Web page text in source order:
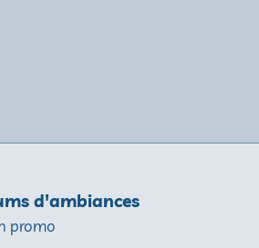
d'ambiances
promo